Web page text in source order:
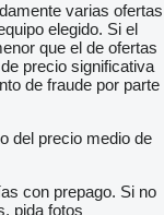
varias ofertas
elegido. Si el
que el de ofertas
precio significativa
de fraude por parte
del precio medio de
con prepago. Si no
pida fotos